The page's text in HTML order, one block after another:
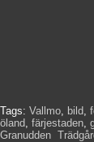
Tags: Vallmo, bild,
öland, färjestaden,
Granudden